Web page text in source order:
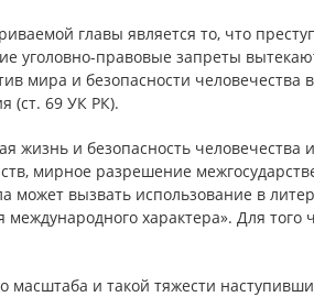
главы является то, что
уголовно-правовые запреты
мира и безопасности человечества
(ст. 69 УК РК).
жизнь и безопасность человечества
мирное разрешение
вызвать использование в
характера». Для того
масштаба и такой тяжести